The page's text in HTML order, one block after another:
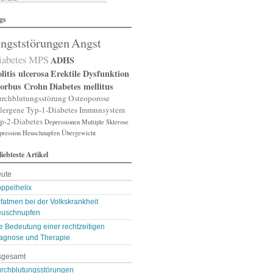
Schnupfen
Stoffe
oder Lungenent …
Angst
MPSADHS
ulcerosaErektile Dysfunktion
CrohnDiabetes mellitus
Osteoporose
Typ-1-DiabetesImmunsystem
2-Diabetes Depressionen Multiple Sklerose
Heuschnupfen Übergewicht
Artikel
bei der Volkskrankheit
Bedeutung einer rechtzeitigen
und Therapie